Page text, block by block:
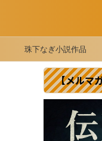
珠下なぎ小説作品
【メルマ